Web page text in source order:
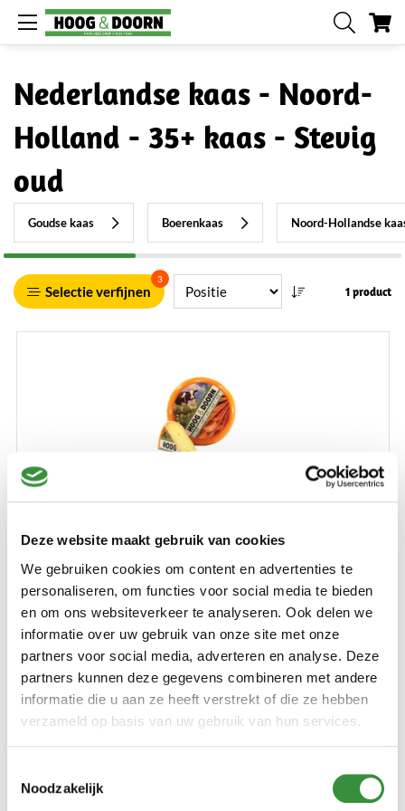
Deze website maakt gebruik van cookies
We gebruiken cookies om content en advertenties te
personaliseren, om functies voor social media te bieden
en om ons websiteverkeer te analyseren. Ook delen we
informatie over uw gebruik van onze site met onze
partners voor social media, adverteren en analyse. Deze
partners kunnen deze gegevens combineren met andere
informatie die u aan ze heeft verstrekt of die ze hebben
verzameld op basis van uw gebruik van hun services.
Noodzakelijk
Nederlandse kaas - Noord-
Holland - 35+ kaas - Stevig
oud
Goudse kaas Boerenkaas Noord-Hollandse
Selectie verfijnen
3
1 product
(4 reviews)
Onze oude magere kaas 35+ heeft een stevige pikante
smaak en past perfect in een gezonde levensstijl. Minimaal
1 jaar gerijpt in ons eigen rijpingshuis.
Lees verder
€ 9,50